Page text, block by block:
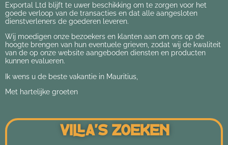
Exportal Ltd blijft te uwer beschikking om te zorgen voor het
goede verloop van de transacties en dat alle aangesloten
dienstverleners de goederen leveren.
Wij moedigen onze bezoekers en klanten aan om ons op de
hoogte brengen van hun eventuele grieven, zodat wij de kwaliteit
van de op onze website aangeboden diensten en producten
kunnen evalueren.
Ik wens u de beste vakantie in Mauritius,
Met hartelijke groeten
Villa's Zoeken